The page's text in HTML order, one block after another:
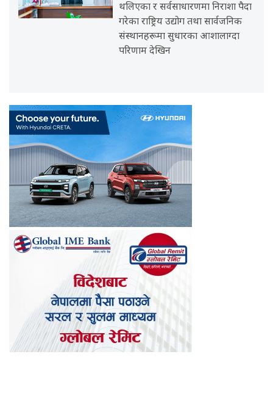
थलिएका र सर्वसाधारणमा निराशा पैदा
गरेका राष्ट्रिय उद्योग तथा सार्वजनिक
संस्थानहरूमा सुधारका आशालाग्दा
परिणाम देखिन